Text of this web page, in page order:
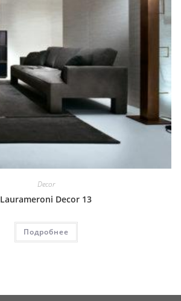
Decor
Laurameroni Decor 13
Подробнее